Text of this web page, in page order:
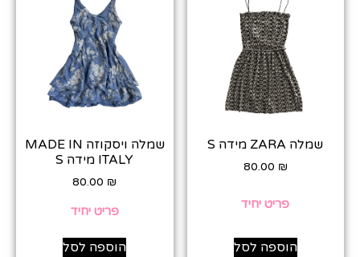
שמלה ZARA מידה S
80.00 ₪
פריט יחיד
הוספה לסל
שמלה ויסקוזה MADE IN
ITALY מידה S
80.00 ₪
פריט יחיד
הוספה לסל